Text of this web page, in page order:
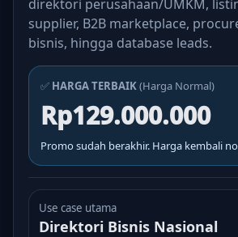
direktori perusahaan/UMKM,
supplier, B2B marketplace,
bisnis, hingga database leads.
✅ HARGA TERBAIK(Harga Normal)
Rp129.000.000
Promo sudah berakhir. Harga kembali
Use case utama
Direktori Bisnis Nasional